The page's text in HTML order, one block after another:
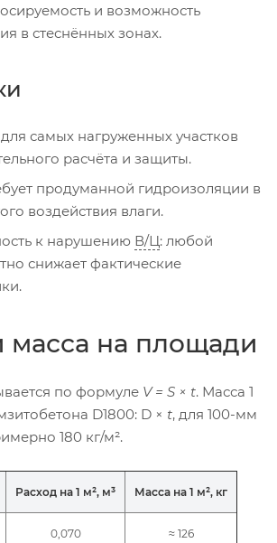
и возможность
в стеснённых зонах.
самых нагруженных участков
расчёта и защиты.
продуманной гидроизоляции в
воздействия влаги.
к нарушению В/Ц: любой
снижает фактические
масса на площади
по формуле V = S × t. Масса 1
D1800: D × t, для 100-мм
180 кг/м².
Расход на 1 м², м³ Масса на 1 м², кг
0,070 ≈ 126